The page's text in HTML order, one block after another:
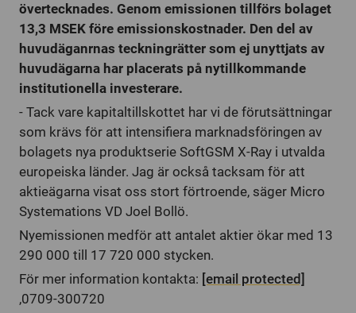
övertecknades. Genom emissionen tillförs bolaget
13,3 MSEK före emissionskostnader. Den del av
huvudäganrnas teckningrätter som ej unyttjats av
huvudägarna har placerats på nytillkommande
institutionella investerare.
- Tack vare kapitaltillskottet har vi de förutsättningar
som krävs för att intensifiera marknadsföringen av
bolagets nya produktserie SoftGSM X-Ray i utvalda
europeiska länder. Jag är också tacksam för att
aktieägarna visat oss stort förtroende, säger Micro
Systemations VD Joel Bollö.
Nyemissionen medför att antalet aktier ökar med 13
290 000 till 17 720 000 stycken.
För mer information kontakta: [email protected]
,0709-300720